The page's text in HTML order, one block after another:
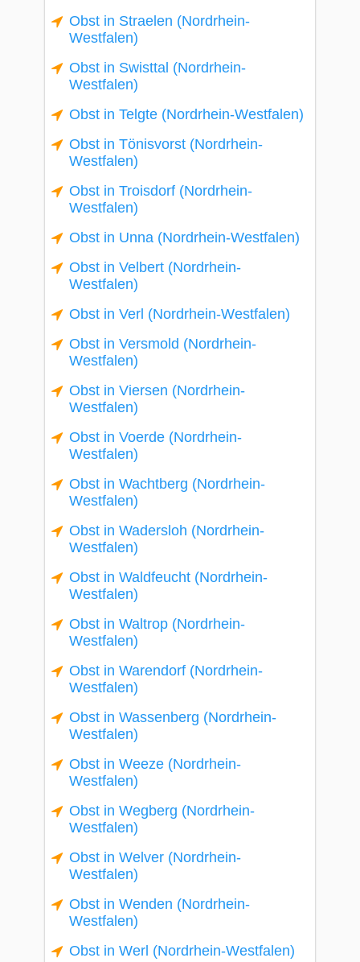
Obst in Straelen (Nordrhein-
Westfalen)
Obst in Swisttal (Nordrhein-
Westfalen)
Obst in Telgte (Nordrhein-Westfalen)
Obst in Tönisvorst (Nordrhein-
Westfalen)
Obst in Troisdorf (Nordrhein-
Westfalen)
Obst in Unna (Nordrhein-Westfalen)
Obst in Velbert (Nordrhein-
Westfalen)
Obst in Verl (Nordrhein-Westfalen)
Obst in Versmold (Nordrhein-
Westfalen)
Obst in Viersen (Nordrhein-
Westfalen)
Obst in Voerde (Nordrhein-
Westfalen)
Obst in Wachtberg (Nordrhein-
Westfalen)
Obst in Wadersloh (Nordrhein-
Westfalen)
Obst in Waldfeucht (Nordrhein-
Westfalen)
Obst in Waltrop (Nordrhein-
Westfalen)
Obst in Warendorf (Nordrhein-
Westfalen)
Obst in Wassenberg (Nordrhein-
Westfalen)
Obst in Weeze (Nordrhein-
Westfalen)
Obst in Wegberg (Nordrhein-
Westfalen)
Obst in Welver (Nordrhein-
Westfalen)
Obst in Wenden (Nordrhein-
Westfalen)
Obst in Werl (Nordrhein-Westfalen)